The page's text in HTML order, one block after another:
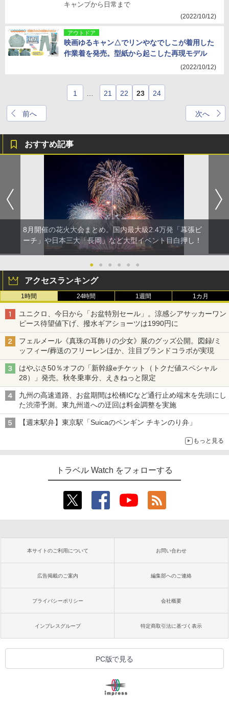
キャンプから日常まで
(2022/10/12)
アウトドア
映画ゆるキャン△でリンやなでしこが着用した
作業着を発売。型紙から起こした再現モデル
(2022/10/12)
前へ
1 21 22 23 24
次へ
おすすめ記事
8月開催の花火大会まとめ。国内最大級2.4万発「幕張ビ
ーチ」や日本三大「長岡」など大型イベント目白押し！
● ● ● ● ● ●
アクセスランキング
1時間 24時間 1週間 1カ月
ユニクロ、今日から「お盆特別セール」。涼感シアサッカーワン
ピース待望値下げ、撥水ギアショーツは1990円に
フェルメール《真珠の耳飾りの少女》展のグッズ公開。図録/ミ
ッフィー/葬送のフリーレンほか、注目ブランドコラボが実現
はやぶさ50％オフの「新幹線eチケット（トクだ値スペシャル
28）」発売。秋冬乗車分、えきねっと限定
九州の高速道路、お盆期間は松橋ICなど通行止め端末を先頭にし
た渋滞予測。東九州道への迂回は料金調整を実施
【週末駅弁】東京駅「Suicaのペンギン チキンのり弁」
もっと見る
トラベル Watch をフォローする
本サイトのご利用について お問い合わせ
広告掲載のご案内 編集部へのご連絡
プライバシーポリシー 会社概要
インプレスグループ 特定商取引法に基づく表示
PC版で見る